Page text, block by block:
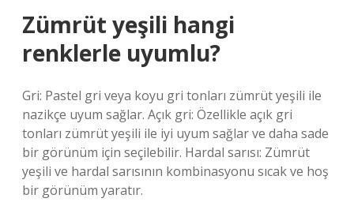
Zümrüt yeşili hangi
renklerle uyumlu?
Gri: Pastel gri veya koyu gri tonları zümrüt yeşili ile
nazikçe uyum sağlar. Açık gri: Özellikle açık gri
tonları zümrüt yeşili ile iyi uyum sağlar ve daha sade
bir görünüm için seçilebilir. Hardal sarısı: Zümrüt
yeşili ve hardal sarısının kombinasyonu sıcak ve hoş
bir görünüm yaratır.